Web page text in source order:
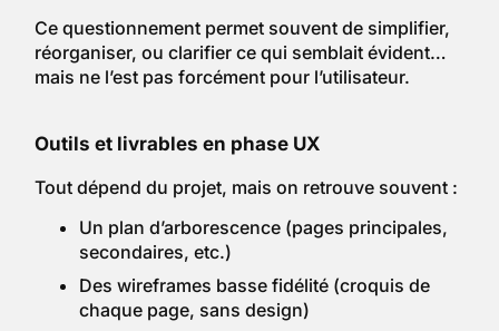
Ce questionnement permet souvent de simplifier,
réorganiser, ou clarifier ce qui semblait évident…
mais ne l’est pas forcément pour l’utilisateur.
Outils et livrables en phase UX
Tout dépend du projet, mais on retrouve souvent :
Un plan d’arborescence (pages principales,
secondaires, etc.)
Des wireframes basse fidélité (croquis de
chaque page, sans design)